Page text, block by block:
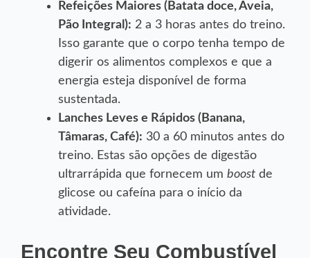
Refeições Maiores (Batata doce, Aveia,
Pão Integral): 2 a 3 horas antes do treino.
Isso garante que o corpo tenha tempo de
digerir os alimentos complexos e que a
energia esteja disponível de forma
sustentada.
Lanches Leves e Rápidos (Banana,
Tâmaras, Café): 30 a 60 minutos antes do
treino. Estas são opções de digestão
ultrarrápida que fornecem um boost de
glicose ou cafeína para o início da
atividade.
Encontre Seu Combustível